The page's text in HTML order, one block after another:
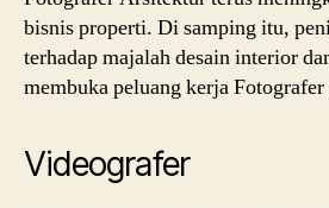
bisnis properti. Di samping itu,
terhadap majalah desain interior
membuka peluang kerja
Videografer